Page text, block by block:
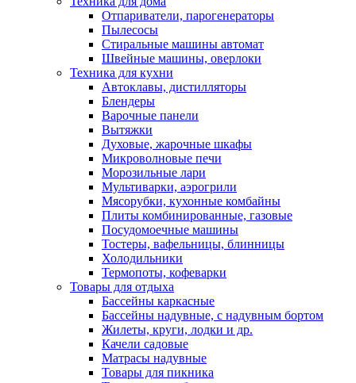
Отпариватели, парогенераторы
Пылесосы
Стиральные машины автомат
Швейные машины, оверлоки
Техника для кухни
Автоклавы, дистилляторы
Блендеры
Варочные панели
Вытяжки
Духовые, жарочные шкафы
Микроволновые печи
Морозильные лари
Мультиварки, аэрогрили
Мясорубки, кухонные комбайны
Плиты комбинированные, газовые
Посудомоечные машины
Тостеры, вафельницы, блинницы
Холодильники
Термопоты, кофеварки
Товары для отдыха
Бассейны каркасные
Бассейны надувные, с надувным бортом
Жилеты, круги, лодки и др.
Качели садовые
Матрасы надувные
Товары для пикника